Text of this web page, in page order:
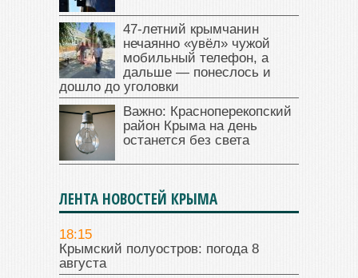
47‑летний крымчанин
нечаянно «увёл» чужой
мобильный телефон, а
дальше — понеслось и
дошло до уголовки
Важно: Красноперекопский
район Крыма на день
останется без света
ЛЕНТА НОВОСТЕЙ КРЫМА
18:15
Крымский полуостров: погода 8
августа